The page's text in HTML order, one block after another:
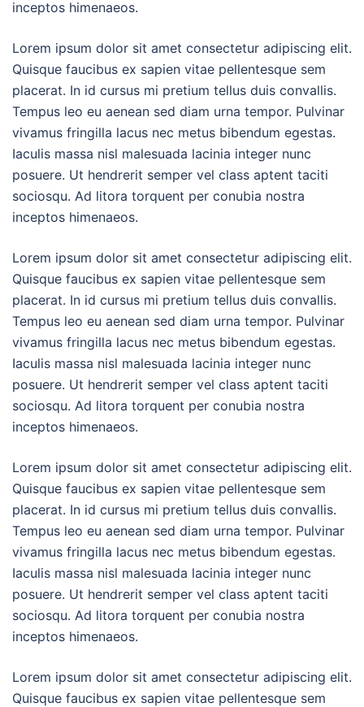
inceptos himenaeos.
Lorem ipsum dolor sit amet consectetur adipiscing elit.
Quisque faucibus ex sapien vitae pellentesque sem
placerat. In id cursus mi pretium tellus duis convallis.
Tempus leo eu aenean sed diam urna tempor. Pulvinar
vivamus fringilla lacus nec metus bibendum egestas.
Iaculis massa nisl malesuada lacinia integer nunc
posuere. Ut hendrerit semper vel class aptent taciti
sociosqu. Ad litora torquent per conubia nostra
inceptos himenaeos.
Lorem ipsum dolor sit amet consectetur adipiscing elit.
Quisque faucibus ex sapien vitae pellentesque sem
placerat. In id cursus mi pretium tellus duis convallis.
Tempus leo eu aenean sed diam urna tempor. Pulvinar
vivamus fringilla lacus nec metus bibendum egestas.
Iaculis massa nisl malesuada lacinia integer nunc
posuere. Ut hendrerit semper vel class aptent taciti
sociosqu. Ad litora torquent per conubia nostra
inceptos himenaeos.
Lorem ipsum dolor sit amet consectetur adipiscing elit.
Quisque faucibus ex sapien vitae pellentesque sem
placerat. In id cursus mi pretium tellus duis convallis.
Tempus leo eu aenean sed diam urna tempor. Pulvinar
vivamus fringilla lacus nec metus bibendum egestas.
Iaculis massa nisl malesuada lacinia integer nunc
posuere. Ut hendrerit semper vel class aptent taciti
sociosqu. Ad litora torquent per conubia nostra
inceptos himenaeos.
Lorem ipsum dolor sit amet consectetur adipiscing elit.
Quisque faucibus ex sapien vitae pellentesque sem